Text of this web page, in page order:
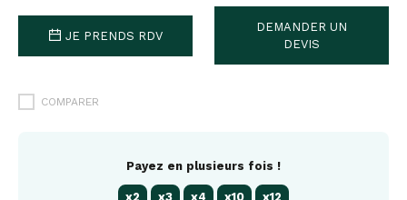
JE PRENDS RDV
DEMANDER UN
DEVIS
COMPARER
Payez en plusieurs fois !
x2 x3 x4 x10 x12